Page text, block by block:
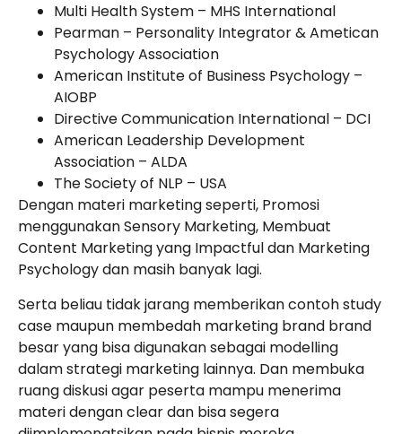
Multi Health System – MHS International
Pearman – Personality Integrator & Ametican
Psychology Association
American Institute of Business Psychology –
AIOBP
Directive Communication International – DCI
American Leadership Development
Association – ALDA
The Society of NLP – USA
Dengan materi marketing seperti, Promosi
menggunakan Sensory Marketing, Membuat
Content Marketing yang Impactful dan Marketing
Psychology dan masih banyak lagi.
Serta beliau tidak jarang memberikan contoh study
case maupun membedah marketing brand brand
besar yang bisa digunakan sebagai modelling
dalam strategi marketing lainnya. Dan membuka
ruang diskusi agar peserta mampu menerima
materi dengan clear dan bisa segera